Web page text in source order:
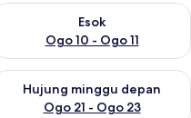
Ogo 9 - Ogo 10
Esok
Ogo 10 - Ogo 11
ketersediaan untuk
ini Ogo 14 - Ogo 16
Hujung minggu depan
Ogo 21 - Ogo 23
ketersediaan untuk